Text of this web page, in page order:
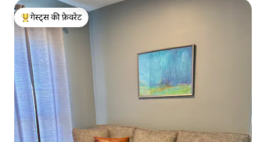
गेस्ट्स का टॉप फ़ेवरेट
गेस्ट्स की फ़ेवरेट